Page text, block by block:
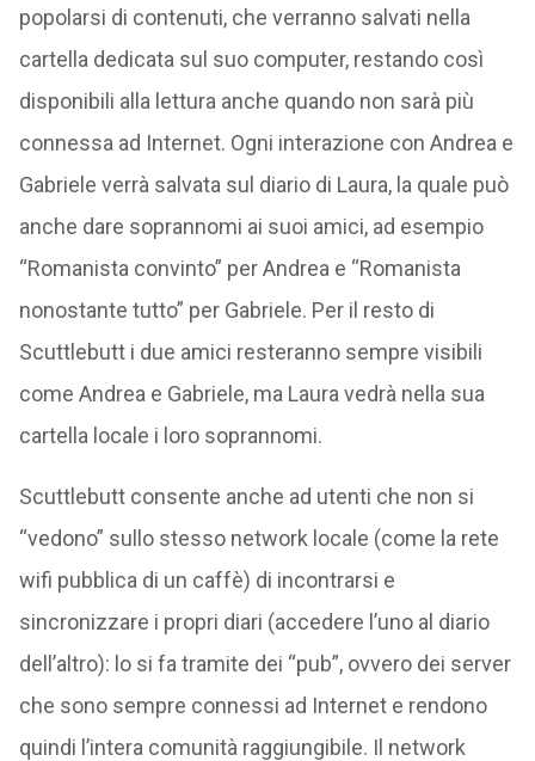
popolarsi di contenuti, che verranno salvati nella
cartella dedicata sul suo computer, restando così
disponibili alla lettura anche quando non sarà più
connessa ad Internet. Ogni interazione con Andrea e
Gabriele verrà salvata sul diario di Laura, la quale può
anche dare soprannomi ai suoi amici, ad esempio
“Romanista convinto” per Andrea e “Romanista
nonostante tutto” per Gabriele. Per il resto di
Scuttlebutt i due amici resteranno sempre visibili
come Andrea e Gabriele, ma Laura vedrà nella sua
cartella locale i loro soprannomi.
Scuttlebutt consente anche ad utenti che non si
“vedono” sullo stesso network locale (come la rete
wifi pubblica di un caffè) di incontrarsi e
sincronizzare i propri diari (accedere l’uno al diario
dell’altro): lo si fa tramite dei “pub”, ovvero dei server
che sono sempre connessi ad Internet e rendono
quindi l’intera comunità raggiungibile. Il network